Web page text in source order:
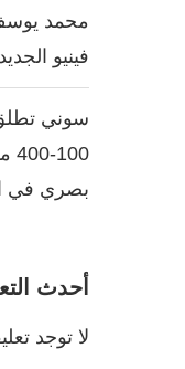
محمد
فينيو
بصري في
أحدث
لا توجد